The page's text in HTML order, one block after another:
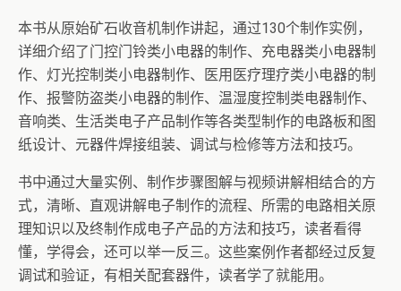
本书从原始矿石收音机制作讲起，通过130个制作实例，
详细介绍了门控门铃类小电器的制作、充电器类小电器制
作、灯光控制类小电器制作、医用医疗理疗类小电器的制
作、报警防盗类小电器的制作、温湿度控制类电器制作、
音响类、生活类电子产品制作等各类型制作的电路板和图
纸设计、元器件焊接组装、调试与检修等方法和技巧。
书中通过大量实例、制作步骤图解与视频讲解相结合的方
式，清晰、直观讲解电子制作的流程、所需的电路相关原
理知识以及终制作成电子产品的方法和技巧，读者看得
懂，学得会，还可以举一反三。这些案例作者都经过反复
调试和验证，有相关配套器件，读者学了就能用。